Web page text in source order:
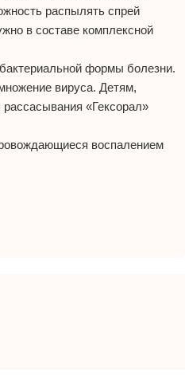
распылять спрей
в составе комплексной
формы болезни.
вируса. Детям,
«Гексорал»
воспалением